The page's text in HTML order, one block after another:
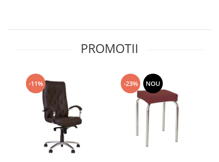
PROMOTII
-11% -23% NOU